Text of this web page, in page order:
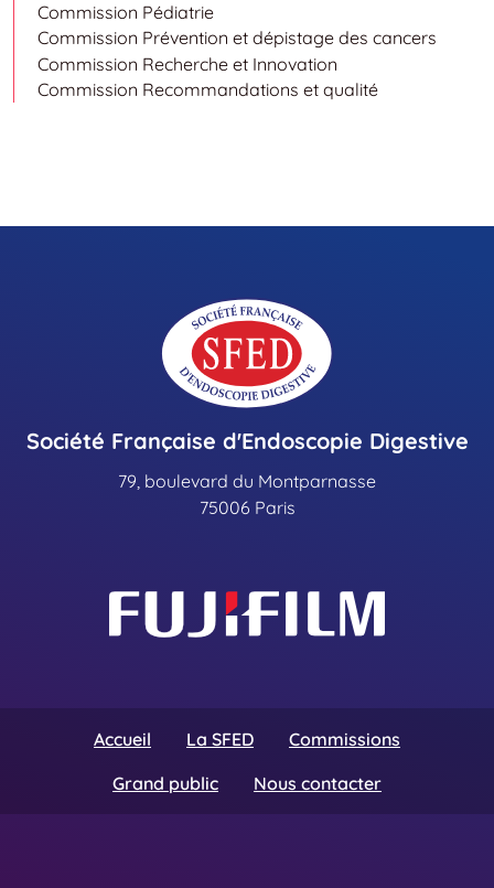
Commission Pédiatrie
Commission Prévention et dépistage des cancers
Commission Recherche et Innovation
Commission Recommandations et qualité
Société Française d'Endoscopie Digestive
79, boulevard du Montparnasse
75006 Paris
Accueil La SFED
Commissions
Grand public
Nous contacter